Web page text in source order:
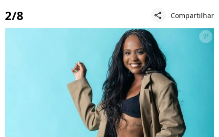
2/8 share Compartilhar